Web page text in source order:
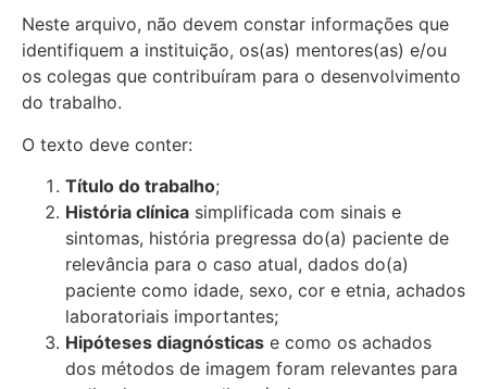
Neste arquivo, não devem constar informações que
identifiquem a instituição, os(as) mentores(as) e/ou
os colegas que contribuíram para o desenvolvimento
do trabalho.
O texto deve conter:
Título do trabalho;
História clínica simplificada com sinais e
sintomas, história pregressa do(a) paciente de
relevância para o caso atual, dados do(a)
paciente como idade, sexo, cor e etnia, achados
laboratoriais importantes;
Hipóteses diagnósticas e como os achados
dos métodos de imagem foram relevantes para